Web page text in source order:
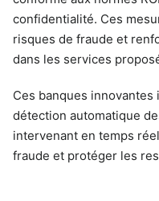
confidentialité. Ces
risques de fraude et
dans les services
Ces banques
détection automatique
intervenant en temps
fraude et protéger les